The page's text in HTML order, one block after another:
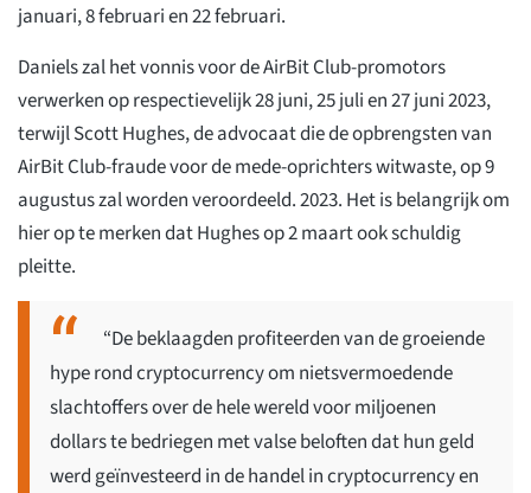
januari, 8 februari en 22 februari.
Daniels zal het vonnis voor de AirBit Club-promotors
verwerken op respectievelijk 28 juni, 25 juli en 27 juni 2023,
terwijl Scott Hughes, de advocaat die de opbrengsten van
AirBit Club-fraude voor de mede-oprichters witwaste, op 9
augustus zal worden veroordeeld. 2023. Het is belangrijk om
hier op te merken dat Hughes op 2 maart ook schuldig
pleitte.
“De beklaagden profiteerden van de groeiende
hype rond cryptocurrency om nietsvermoedende
slachtoffers over de hele wereld voor miljoenen
dollars te bedriegen met valse beloften dat hun geld
werd geïnvesteerd in de handel in cryptocurrency en